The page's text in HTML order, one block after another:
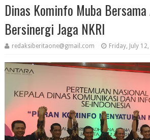
Dinas Kominfo Muba Bersama
Bersinergi Jaga NKRI
redaksiberitaone@gmail.com Friday, July